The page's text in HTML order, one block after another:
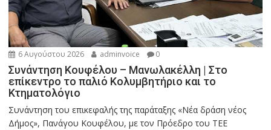
6 Αυγούστου 2026 adminvoice 0
Συνάντηση Κουφέλου – Μανωλακέλλη | Στο
επίκεντρο το παλιό Κολυμβητήριο και το
Κτηματολόγιο
Συνάντηση του επικεφαλής της παράταξης «Νέα δράση νέος
Δήμος», Πανάγου Κουφέλου, με τον Πρόεδρο του ΤΕΕ